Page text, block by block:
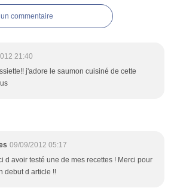
commentaire
21:40
j'adore le saumon cuisiné de cette
09/09/2012 05:17
d avoir testé une de mes recettes ! Merci pour
debut d article !!